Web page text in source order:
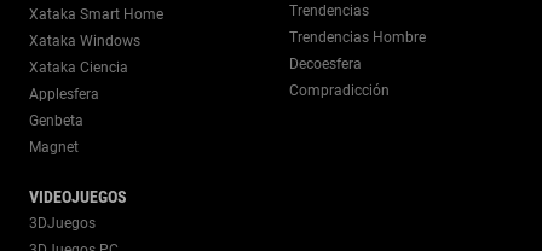
Xataka Smart Home
Xataka Windows
Xataka Ciencia
Applesfera
Genbeta
Magnet
VIDEOJUEGOS
3DJuegos
Trendencias
Trendencias Hombre
Decoesfera
Compradicción